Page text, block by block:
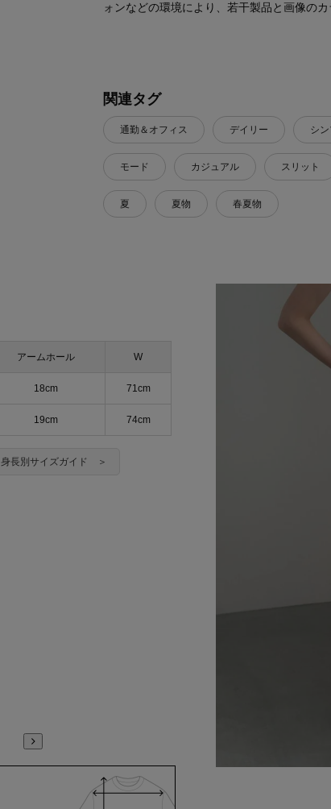
ォンなどの環境により、若干製品と画像の
関連タグ
通勤＆オフィス デイリー シ
モード カジュアル スリット
夏 夏物 春夏物
アームホール W
18cm 71cm
19cm 74cm
身長別サイズガイド ＞